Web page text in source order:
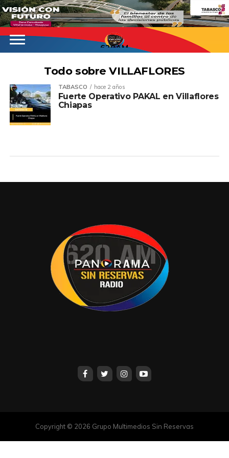
620AM
Todo sobre VILLAFLORES
TABASCO hace 2 años
Fuerte Operativo PAKAL en Villaflores
Chiapas
Copyright © 2026 Grupo Multimedios Sin Reservas